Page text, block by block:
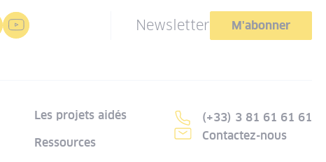
Newsletter M'abonner
Les projets aidés
Ressources
(+33) 3 81 61 61 61
Contactez-nous